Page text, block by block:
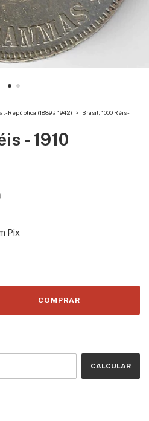
- República (1889 à 1942) > Brasil, 1000 Réis -
- 1910
Pix
CALCULAR